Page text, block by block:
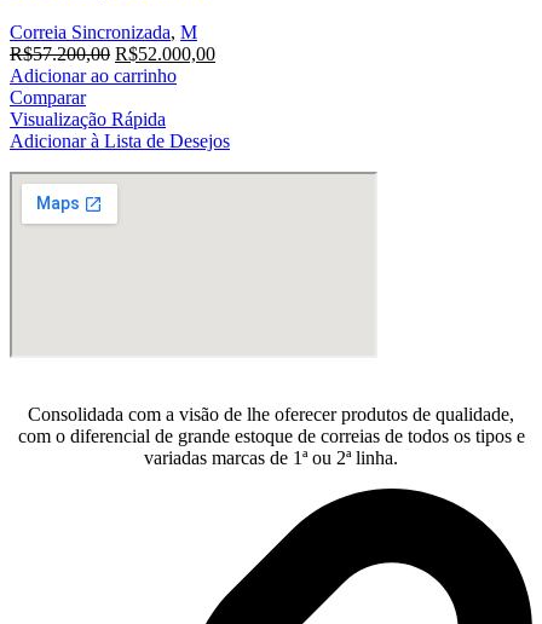
Correia Sincronizada, M
R$57.200,00 O
preço
era:
R$57.200,00.
R$52.000,00O
R$52.000,00.
Adicionar ao carrinho
Comparar
Visualização Rápida
Adicionar à Lista de Desejos
Consolidada com a visão de lhe oferecer produtos de qualidade,
com o diferencial de grande estoque de correias de todos os tipos e
variadas marcas de 1ª ou 2ª linha.